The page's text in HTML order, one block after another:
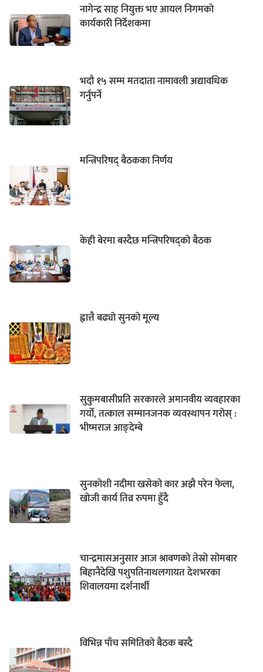
नागेन्द्र साह नियुक्त भए आयल निगमको
कार्यकारी निर्देशकमा
भदौ १५ सम्म मतदाता नामावली अद्यावधिक
गर्नुपर्ने
मन्त्रिपरिषद् बैठकका निर्णय
केही बेरमा बस्दैछ मन्त्रिपरिषद्को बैठक
ह्वात्तै बढ्यो सुनको मूल्य
सुकुमबासीप्रति सरकारले अमानवीय व्यवहारका
गर्यो, तत्काल सम्मानजनक व्यवस्थापन गरोस् :
भीष्मराज आङ्देम्बे
सुनकोशी नदीमा खसेको कार अझै परेन फेला,
खोजी कार्य तिव्र रुपमा हुँदै
चान्द्रमासअनुसार आज श्रावणको तेस्रो सोमबार
बिहानैदेखि पशुपतिनाथलगायत देशभरका
शिवालयमा दर्शनार्थी
विभिन्न पाँच समितिको बैठक बस्दै